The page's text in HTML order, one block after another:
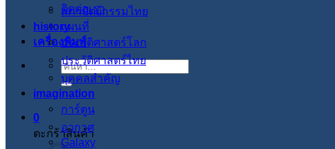
ติดต่อเรา
แผนที่
เครื่องพิมพ์
ค้นหา:
0
ตะกร้าสินค้า
สภาปัตย์กรรมไทย
history
ประวัติศาสตร์โลก
ประวัติศาสตร์ไทย
บุคคลสำคัญ
imagination
การ์ตูน
อวกาศ
Galaxy